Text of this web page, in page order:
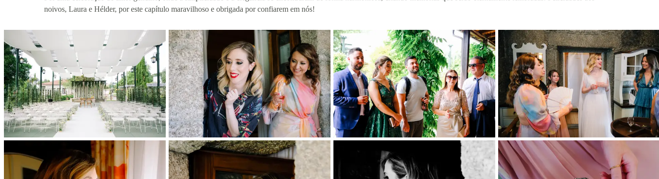
noivos, Laura e Hélder, por este capítulo maravilhoso e obrigada por confiarem em nós!